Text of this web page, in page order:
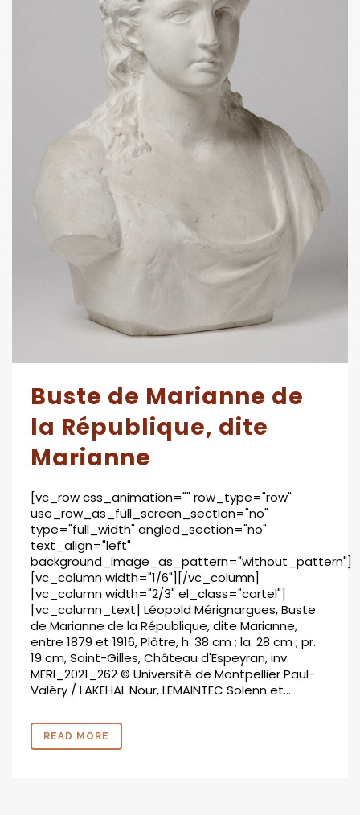
Buste de Marianne de
la République, dite
Marianne
[vc_row css_animation="" row_type="row"
use_row_as_full_screen_section="no"
type="full_width" angled_section="no"
text_align="left"
background_image_as_pattern="without_pattern"]
[vc_column width="1/6"][/vc_column]
[vc_column width="2/3" el_class="cartel"]
[vc_column_text] Léopold Mérignargues, Buste
de Marianne de la République, dite Marianne,
entre 1879 et 1916, Plâtre, h. 38 cm ; la. 28 cm ; pr.
19 cm, Saint-Gilles, Château d'Espeyran, inv.
MERI_2021_262 © Université de Montpellier Paul-
Valéry / LAKEHAL Nour, LEMAINTEC Solenn et...
READ MORE